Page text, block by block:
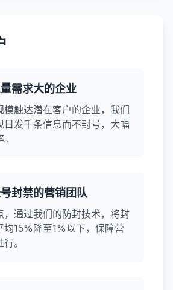
需求大的企业
模触达潜在客户的企业，我们
日发千条信息而不封号，大幅
封禁的营销团队
，通过我们的防封技术，将封
均15%降至1%以下，保障营
。